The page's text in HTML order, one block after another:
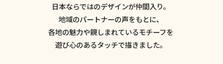
日本ならではのデザインが仲間入り。
地域のパートナーの声をもとに、
各地の魅力や親しまれているモチーフを
遊び心のあるタッチで描きました。